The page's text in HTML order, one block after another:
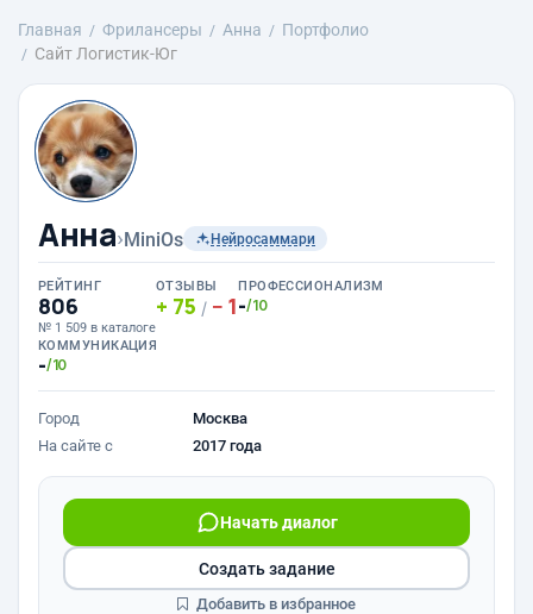
Главная Фрилансеры Анна
Портфолио
Сайт Логистик-Юг
Анна›MiniOs Нейросаммари
РЕЙТИНГ
806
№ 1 509 в каталоге
ОТЗЫВЫ
75 / 1
ПРОФЕССИОНАЛИЗМ
-/10
КОММУНИКАЦИЯ
-/10
Город
Москва
На сайте с
2017 года
Начать диалог
Создать задание
Добавить в избранное